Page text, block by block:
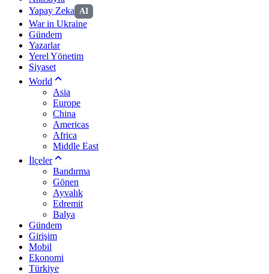
Yapay Zeka AI
War in Ukraine
Gündem
Yazarlar
Yerel Yönetim
Siyaset
World
Asia
Europe
China
Americas
Africa
Middle East
İlçeler
Bandırma
Gönen
Ayvalık
Edremit
Balya
Gündem
Girişim
Mobil
Ekonomi
Türkiye